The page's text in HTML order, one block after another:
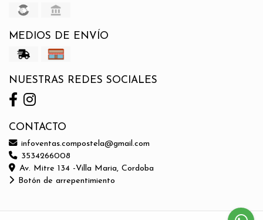
MEDIOS DE ENVÍO
NUESTRAS REDES SOCIALES
CONTACTO
infoventas.compostela@gmail.com
3534266008
Av. Mitre 134 -Villa Maria, Cordoba
Botón de arrepentimiento